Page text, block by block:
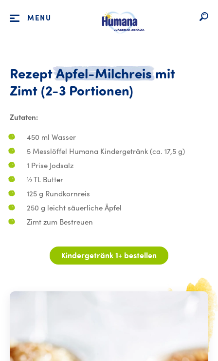
MENU
Rezept Apfel-Milchreis mit
Zimt (2-3 Portionen)Rezept
Zutaten:
450 ml Wasser
5 Messlöffel Humana Kindergetränk (ca. 17,5 g)
1 Prise Jodsalz
½ TL Butter
125 g Rundkornreis
250 g leicht säuerliche Äpfel
Zimt zum Bestreuen
Kindergetränk 1+ bestellen